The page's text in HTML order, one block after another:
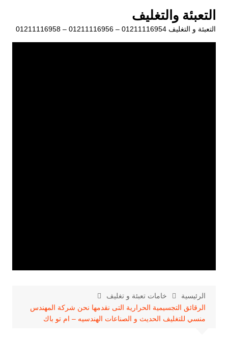
المحتوى
التعبئة والتغليف
التعبئة و التغليف 01211116954 – 01211116956 – 01211116958
الرئيسية
خامات تعبئة و تغليف
الرقائق التجسيمية الحرارية التى نقدمها نحن شركة المهندس
منسي للتغليف الحديث و الصناعات الهندسيه – ام تو باك